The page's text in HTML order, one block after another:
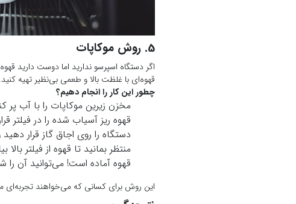
منتظر بمانید تا قهوه از فیلتر
قهوه آماده است! می‌توانید آن
این روش برای کسانی که می‌خواهند تجربه‌ای
نتیجه‌گیری
در نهایت، هرکدام از این روش‌ها برای دم کردن
دارید و همچنین نوع طعمی که به دنبال آن
کارآمد بهره ببرید، یا با روش اسپرسو و
حالا که با این 5 روش آشنا شدید، می‌توانید به راحتی قهوه‌ای خوش‌طعم و لذت‌بخش درست کنید و از هر لحظه از روز خود لذت ببرید.